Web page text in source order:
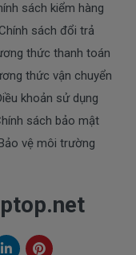
với những
pin Dell có các hư
quá nhiều, pin
được thay mới
hành.
dạng.
hay có dấu
sách kiểm hàng
sách đổi trả
thức thanh toán
thức vận chuyển
khoản sử dụng
sách bảo mật
Bảo vệ môi trường